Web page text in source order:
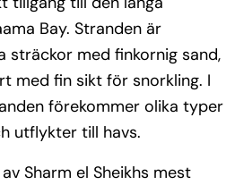
Bay. Stranden är
sträckor med finkornig sand,
med fin sikt för snorkling. I
förekommer olika typer
utflykter till havs.
Sharm el Sheikhs mest